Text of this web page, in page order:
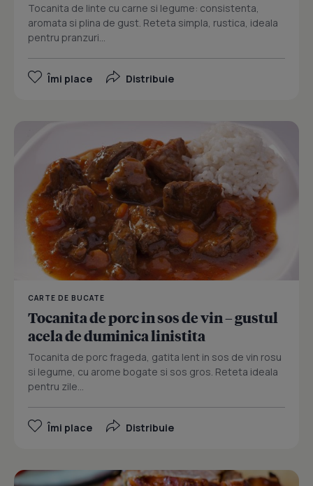
Tocanita de linte cu carne si legume: consistenta,
aromata si plina de gust. Reteta simpla, rustica, ideala
pentru pranzuri...
Îmi place Distribuie
CARTE DE BUCATE
Tocanita de porc in sos de vin – gustul
acela de duminica linistita
Tocanita de porc frageda, gatita lent in sos de vin rosu
si legume, cu arome bogate si sos gros. Reteta ideala
pentru zile...
Îmi place Distribuie